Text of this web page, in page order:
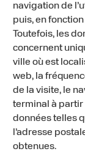
navigation de
puis, en
Toutefois, les
concernent
ville où est
web, la
de la visite, le
terminal à partir
données telles
l’adresse
obtenues.